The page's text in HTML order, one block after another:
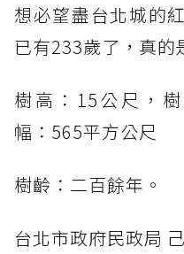
想必望盡台北城的
已有233歲了，真的
樹高：15公尺，
幅：565平方公尺
樹齡：二百餘年。
台北市政府民政局